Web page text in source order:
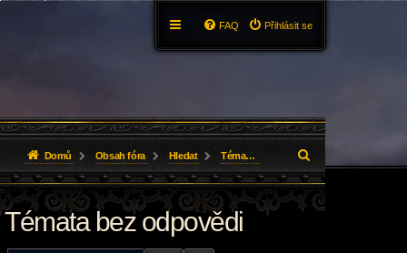
Přihlásit se
FAQ
Domů Obsah fóra Hledat Témata bez odpovědi
l
e
Témata bez odpovědi